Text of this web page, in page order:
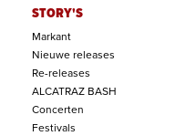
STORY'S
Markant
Nieuwe releases
Re-releases
ALCATRAZ BASH
Concerten
Festivals